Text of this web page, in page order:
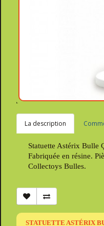
La description
Statuette Astérix Bulle
Fabriquée en résine.
Collectoys Bulles.
STATUETTE ASTÉRIX